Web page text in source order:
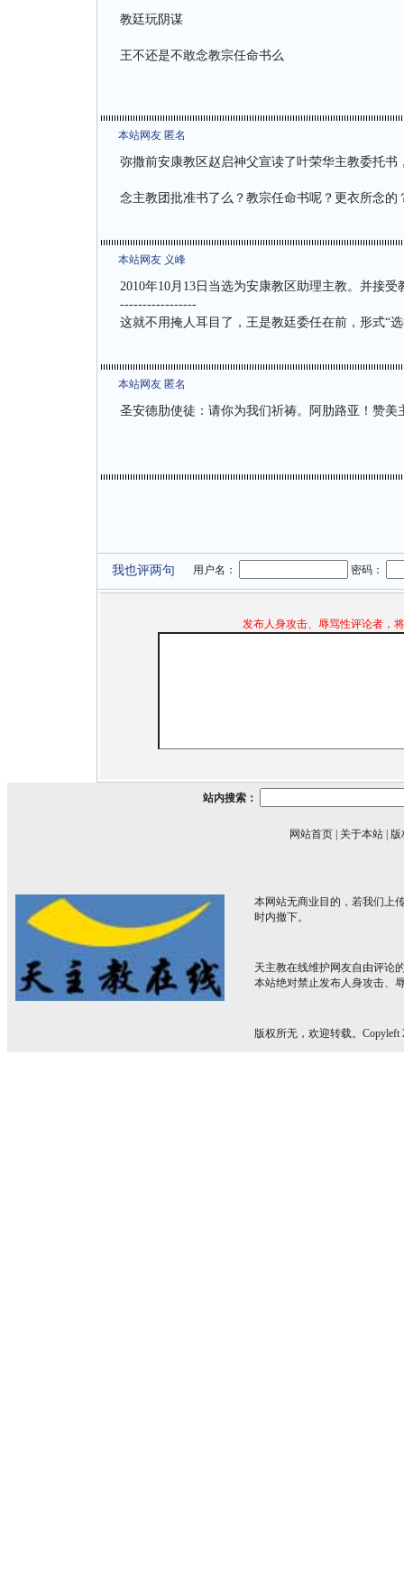
教廷玩阴谋
王不还是不敢念教宗任命书么
本站网友 匿名
弥撒前安康教区赵启神父宣读了叶荣华主教委托书
念主教团批准书了么？教宗任命书呢？更衣所念的
本站网友 义峰
2010年10月13日当选为安康教区助理主教。并接
-----------------
这就不用掩人耳目了，王是教廷委任在前，形式“
本站网友 匿名
圣安德肋使徒：请你为我们祈祷。阿肋路亚！赞美
我也评两句 用户名： 密码：
发布人身攻击、辱骂性评论者，
站内搜索：
网站首页 关于本站 版
本网站无商业目的，若我们上
时内撤下。
天主教在线维护网友自由评论
本站绝对禁止发布人身攻击、
版权所无，欢迎转载。